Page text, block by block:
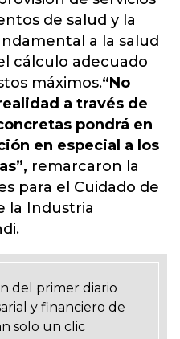
de salud y la
a la salud
cálculo adecuado
máximos.“No
a través de
pondrá en
en especial a los
remarcaron la
para el Cuidado de
la Industria
del primer diario
y financiero de
solo un clic